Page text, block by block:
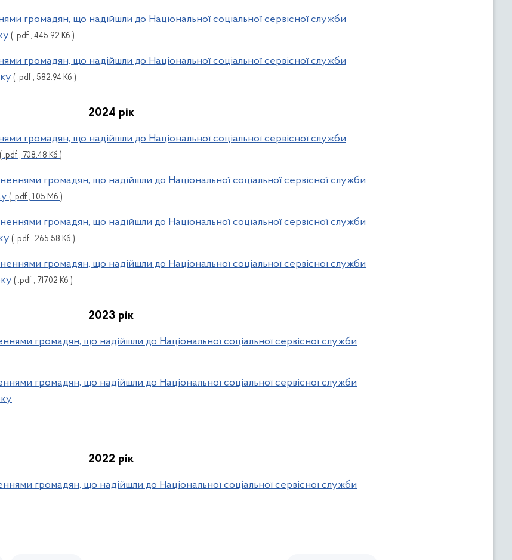
громадян, що надійшли до Національної соціальної сервісної служби
( .pdf , 445.92 Кб )
громадян, що надійшли до Національної соціальної сервісної служби
( .pdf , 582.94 Кб )
2024 рік
громадян, що надійшли до Національної соціальної сервісної служби
( .pdf , 708.48 Кб )
громадян, що надійшли до Національної соціальної сервісної служби
( .pdf , 1.05 Мб )
громадян, що надійшли до Національної соціальної сервісної служби
( .pdf , 265.58 Кб )
громадян, що надійшли до Національної соціальної сервісної служби
( .pdf , 717.02 Кб )
2023 рік
громадян, що надійшли до Національної соціальної сервісної служби
громадян, що надійшли до Національної соціальної сервісної служби
2022 рік
громадян, що надійшли до Національної соціальної сервісної служби